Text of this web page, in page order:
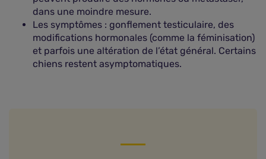
dans une moindre mesure.
Les symptômes : gonflement testiculaire, des
modifications hormonales (comme la féminisation)
et parfois une altération de l’état général. Certains
chiens restent asymptomatiques.